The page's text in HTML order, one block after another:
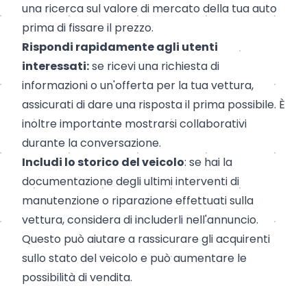
una ricerca sul valore di mercato della tua auto
prima di fissare il prezzo.
Rispondi rapidamente agli utenti
interessati:se ricevi una richiesta di
informazioni o un'offerta per la tua vettura,
assicurati di dare una risposta il prima possibile. È
inoltre importante mostrarsi collaborativi
durante la conversazione.
Includi lo storico del veicolo: se hai la
documentazione degli ultimi interventi di
manutenzione o riparazione effettuati sulla
vettura, considera di includerli nell'annuncio.
Questo può aiutare a rassicurare gli acquirenti
sullo stato del veicolo e può aumentare le
possibilità di vendita.